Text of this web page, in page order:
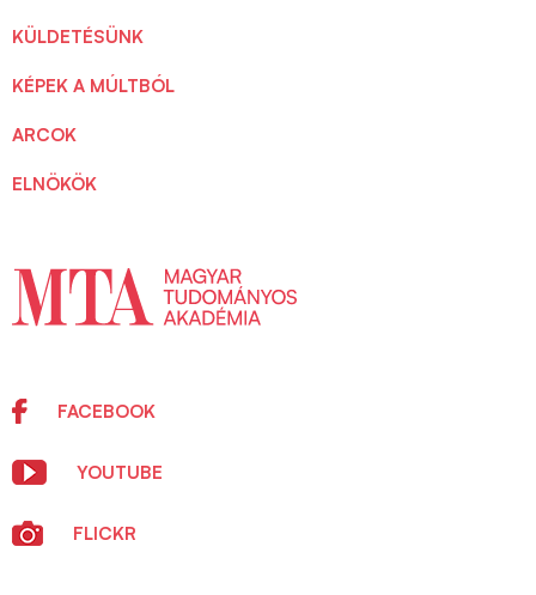
KÜLDETÉSÜNK
KÉPEK A MÚLTBÓL
ARCOK
ELNÖKÖK
FACEBOOK
YOUTUBE
FLICKR